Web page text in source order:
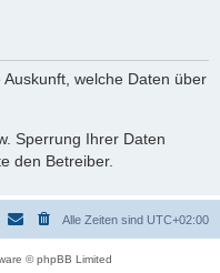
welche Daten über
Sperrung Ihrer Daten
den Betreiber.
Alle Zeiten sind UTC+02:00
© phpBB Limited